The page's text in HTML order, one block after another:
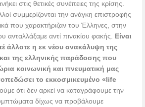
στις θετικές συνέπειες της κρίσης.
συμμερίζονται την ανάγκη επιστροφής
που χαρακτήριζαν του Έλληνες, στην
ανταλλάξαμε αντί πινακίου φακής. Είναι
άλλοτε η εκ νέου ανακάλυψη της
της ελληνικής παράδοσης που
κοινωνική και πνευματική μας
το εκκοσμικευμένο «life
ότι δεν αρκεί να καταγράφουμε την
δίχως να προβάλουμε